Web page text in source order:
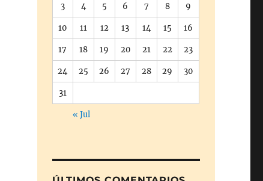
3 4 5 6 7 8 9
10 11 12 13 14 15 16
17 18 19 20 21 22 23
24 25 26 27 28 29 30
31
« Jul